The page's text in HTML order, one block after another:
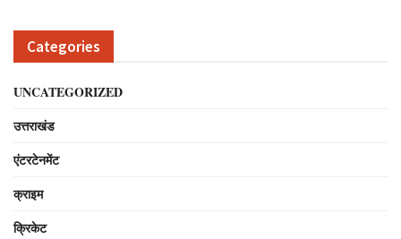
Categories
UNCATEGORIZED
उत्तराखंड
एंटरटेनमेंट
क्राइम
क्रिकेट